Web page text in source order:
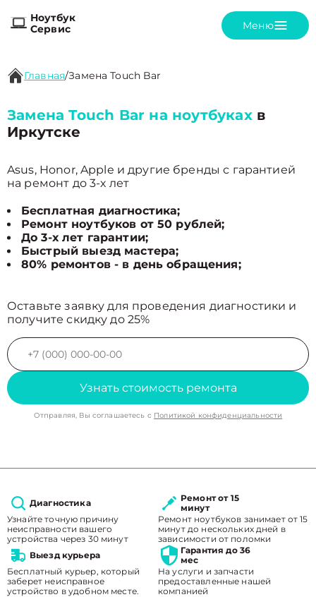
Ноутбук
Сервис
Меню
Главная/Замена Touch Bar
Замена Touch Bar на ноутбукахв
Иркутске
Asus, Honor, Apple и другие бренды с гарантией
на ремонт до 3-х лет
Бесплатная диагностика;
Ремонт ноутбуков от 50 рублей;
До 3-х лет гарантии;
Быстрый выезд мастера;
80% ремонтов - в день обращения;
Оставьте заявку для проведения диагностики и
получите скидку до 25%
Узнать стоимость ремонта
Отправляя, Вы соглашаетесь с Политикой конфиденциальности
Диагностика
Узнайте точную причину
неисправности вашего
устройства через 30 минут
Ремонт от 15
минут
Ремонт ноутбуков занимает от 15
минут до нескольких дней в
зависимости от поломки
Выезд курьера
Бесплатный курьер, который
заберет неисправное
устройство в удобном месте.
Гарантия до 36
мес
На услуги и запчасти
предоставленные нашей
компанией